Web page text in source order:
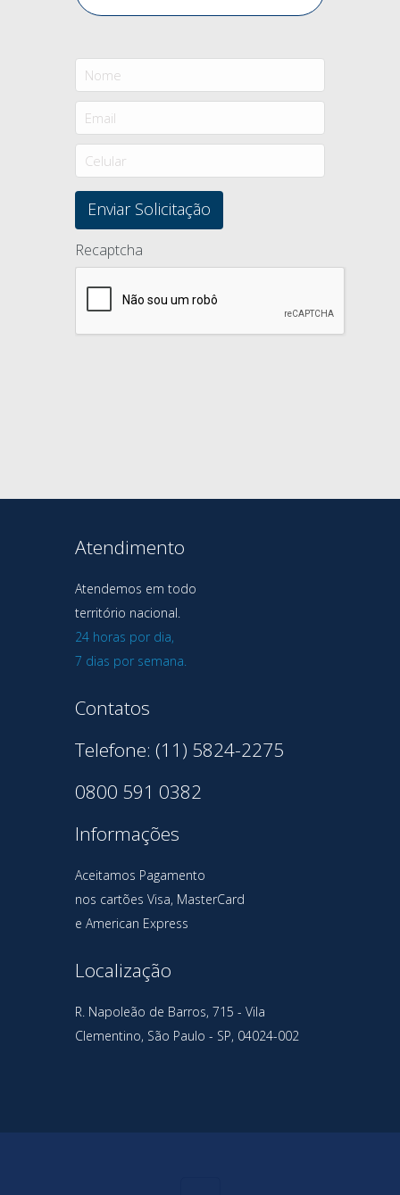
Recaptcha
Atendimento
Atendemos em todo
território nacional.
24 horas por dia,
7 dias por semana.
Contatos
Telefone: (11) 5824-2275
0800 591 0382
Informações
Aceitamos Pagamento
nos cartões Visa, MasterCard
e American Express
Localização
R. Napoleão de Barros, 715 - Vila
Clementino, São Paulo - SP, 04024-002